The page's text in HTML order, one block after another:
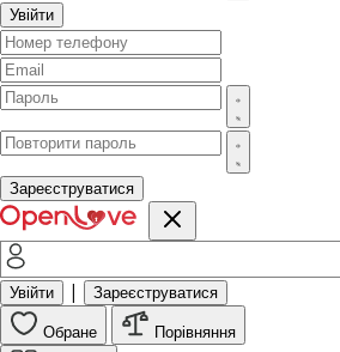
Увійти
Зареєструватися
Увійти | Зареєструватися
Обране Порівняння